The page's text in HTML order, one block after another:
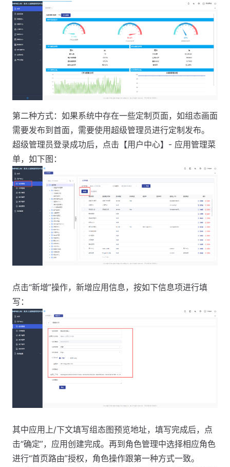
第二种方式：如果系统中存在一些定制页面，如组态画面
需要发布到首面，需要使用超级管理员进行定制发布。
超级管理员登录成功后，点击【用户中心】- 应用管理菜
单，如下图：
点击“新增”操作，新增应用信息，按如下信息项进行填
写：
其中应用上/下文填写组态图预览地址，填写完成后，点
击“确定”，应用创建完成。再到角色管理中选择相应角色
进行“首页路由”授权，角色操作跟第一种方式一致。